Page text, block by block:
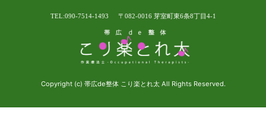
TEL:090-7514-1493 〒082-0016 芽室町東6条8丁目4-1
Copyright (c) 帯広de整体 こり楽とれ太 All Rights Reserved.